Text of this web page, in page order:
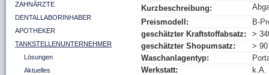
ZAHNÄRZTE
DENTALLABORINHABER
APOTHEKER
TANKSTELLENUNTERNEHMER
Lösungen
Aktuelles
Kurzbeschreibung:
Preismodell:
B-
geschätzter Kraftstoffabsatz:
>
geschätzter Shopumsatz:
>
Waschanlagentyp:
Werkstatt:
k.A.